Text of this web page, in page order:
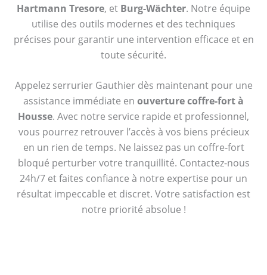
Hartmann Tresore, et Burg-Wächter. Notre équipe
utilise des outils modernes et des techniques
précises pour garantir une intervention efficace et en
toute sécurité.
Appelez serrurier Gauthier dès maintenant pour une
assistance immédiate en ouverture coffre-fort à
Housse. Avec notre service rapide et professionnel,
vous pourrez retrouver l’accès à vos biens précieux
en un rien de temps. Ne laissez pas un coffre-fort
bloqué perturber votre tranquillité. Contactez-nous
24h/7 et faites confiance à notre expertise pour un
résultat impeccable et discret. Votre satisfaction est
notre priorité absolue !